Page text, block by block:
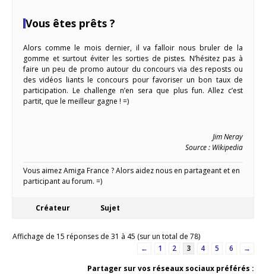
Vous êtes prêts ?
Alors comme le mois dernier, il va falloir nous bruler de la
gomme et surtout éviter les sorties de pistes. N’hésitez pas à
faire un peu de promo autour du concours via des reposts ou
des vidéos liants le concours pour favoriser un bon taux de
participation. Le challenge n’en sera que plus fun. Allez c’est
partit, que le meilleur gagne ! =)
Jim Neray
Source : Wikipedia
Vous aimez Amiga France ? Alors aidez nous en partageant et en
participant au forum. =)
Créateur Sujet
Affichage de 15 réponses de 31 à 45 (sur un total de 78)
←
1 2 3 4 5 6
→
Partager sur vos réseaux sociaux préférés :